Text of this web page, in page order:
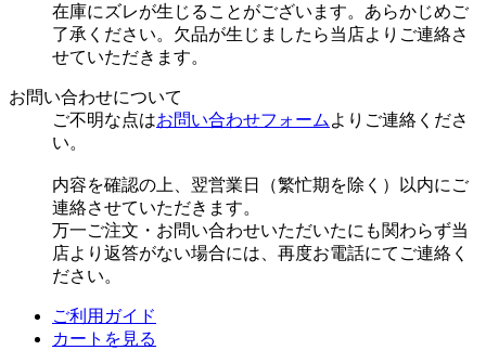
在庫にズレが生じることがございます。あらかじめご
了承ください。欠品が生じましたら当店よりご連絡さ
せていただきます。
お問い合わせについて
ご不明な点はお問い合わせフォームよりご連絡くださ
い。
内容を確認の上、翌営業日（繁忙期を除く）以内にご
連絡させていただきます。
万一ご注文・お問い合わせいただいたにも関わらず当
店より返答がない場合には、再度お電話にてご連絡く
ださい。
ご利用ガイド
カートを見る